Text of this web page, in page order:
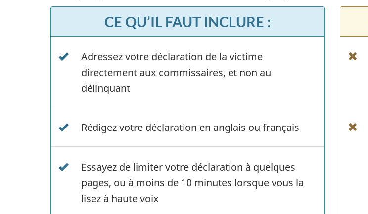
CE QU’IL FAUT INCLURE :
Adressez votre déclaration de la victime
directement aux commissaires, et non au
délinquant
Rédigez votre déclaration en anglais ou français
Essayez de limiter votre déclaration à quelques
pages, ou à moins de 10 minutes lorsque vous la
lisez à haute voix